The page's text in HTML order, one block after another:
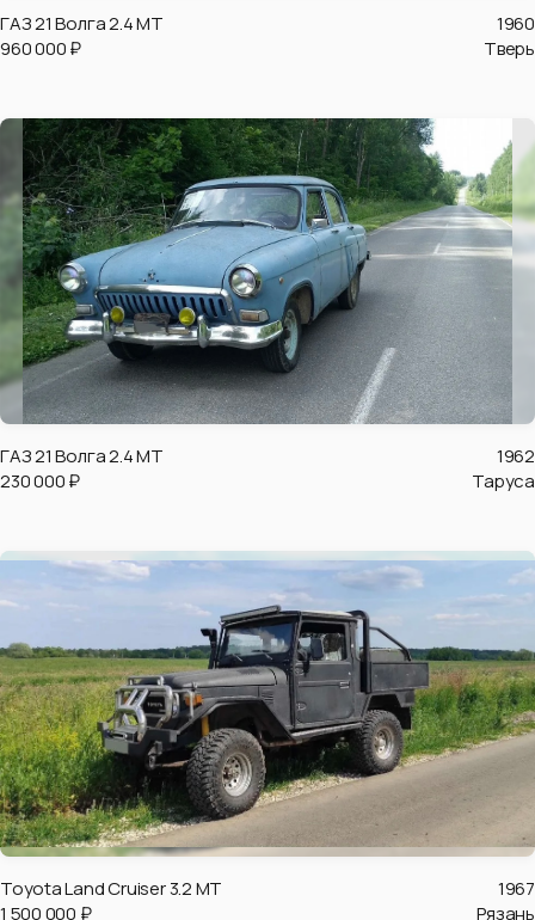
ГАЗ 21 Волга 2.4 MT
1960
960 000 ₽
Тверь
ГАЗ 21 Волга 2.4 MT
1962
230 000 ₽
Таруса
Toyota Land Cruiser 3.2 MT
1967
1 500 000 ₽
Рязань